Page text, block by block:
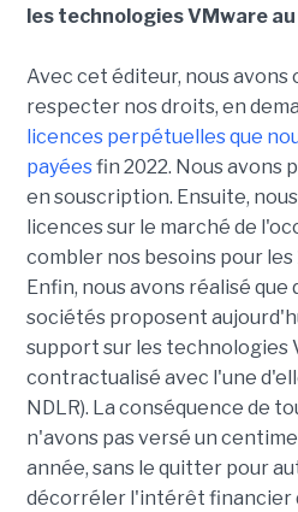
les technologies VMware au
Avec cet éditeur, nous avons
respecter nos droits, en
licences perpétuelles que
payéesfin 2022. Nous avons
en souscription. Ensuite,
licences sur le marché de
combler nos besoins pour les
Enfin, nous avons réalisé que
sociétés proposent
support sur les technologies
contractualisé avec l'une
NDLR). La conséquence de
n'avons pas versé un
année, sans le quitter pour
décorréler l'intérêt financier